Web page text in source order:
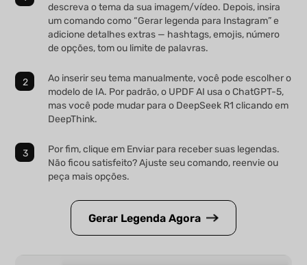
descreva o tema da sua imagem/vídeo. Depois, insira
um comando como “Gerar legenda para Instagram” e
adicione detalhes extras — hashtags, emojis, número
de opções, tom ou limite de palavras.
Ao inserir seu tema manualmente, você pode escolher o
modelo de IA. Por padrão, o UPDF AI usa o ChatGPT-5,
mas você pode mudar para o DeepSeek R1 clicando em
DeepThink.
Por fim, clique em Enviar para receber suas legendas.
Não ficou satisfeito? Ajuste seu comando, reenvie ou
peça mais opções.
Gerar Legenda Agora